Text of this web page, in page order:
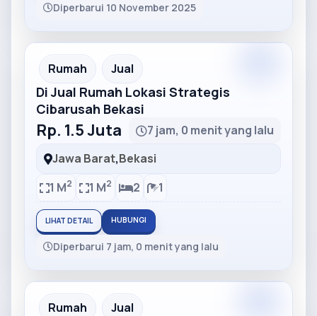
Diperbarui 10 November 2025
Partner Ad
Rumah Jual
Di Jual Rumah Lokasi Strategis
Cibarusah Bekasi
Rp. 1.5 Juta
7 jam, 0 menit yang lalu
Jawa Barat,Bekasi
1 M2 1 M2 2 1
LIHAT DETAIL HUBUNGI
Diperbarui 7 jam, 0 menit yang lalu
Partner Ad
Rumah Jual